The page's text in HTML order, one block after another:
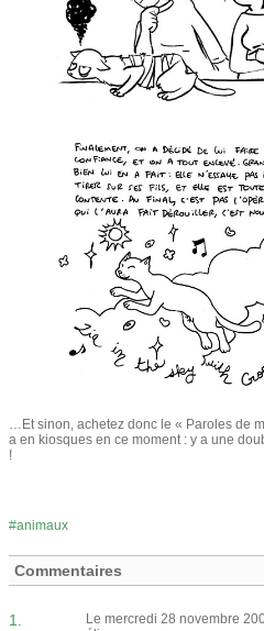
…Et sinon, achetez donc le « Paroles de
a en kiosques en ce moment : y a une
!
animaux
Commentaires
1.
Le mercredi 28 novembre